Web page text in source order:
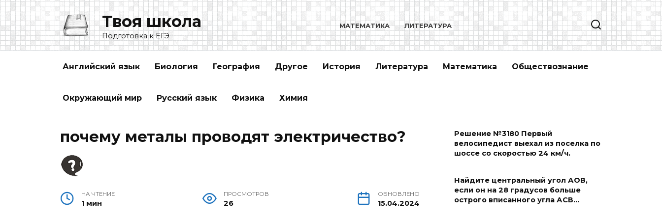
Перейти
к
содержанию
Твоя школа
Подготовка к ЕГЭ
МАТЕМАТИКА ЛИТЕРАТУРА
Английский язык Биология География Другое История Литература Математика Обществознание
Окружающий мир Русский язык Физика Химия
почему металы проводят электричество?
НА ЧТЕНИЕ
1 мин
ПРОСМОТРОВ
26
ОБНОВЛЕНО
15.04.2024
Решение №3180 Первый
велосипедист выехал из поселка по
шоссе со скоростью 24 км/ч.
Найдите центральный угол АОВ,
если он на 28 градусов больше
острого вписанного угла АСВ…